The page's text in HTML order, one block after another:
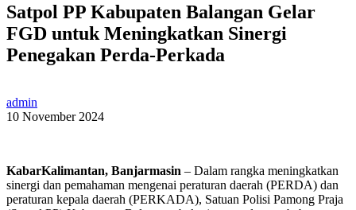
Satpol PP Kabupaten Balangan Gelar
FGD untuk Meningkatkan Sinergi
Penegakan Perda-Perkada
admin
10 November 2024
KabarKalimantan, Banjarmasin – Dalam rangka meningkatkan
sinergi dan pemahaman mengenai peraturan daerah (PERDA) dan
peraturan kepala daerah (PERKADA), Satuan Polisi Pamong Praja